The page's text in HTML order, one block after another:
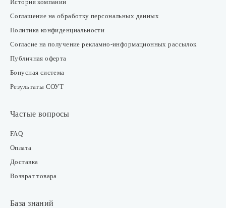
История компании
Соглашение на обработку персональных данных
Политика конфиденциальности
Согласие на получение рекламно-информационных рассылок
Публичная оферта
Бонусная система
Результаты СОУТ
Частые вопросы
FAQ
Оплата
Доставка
Возврат товара
База знаний